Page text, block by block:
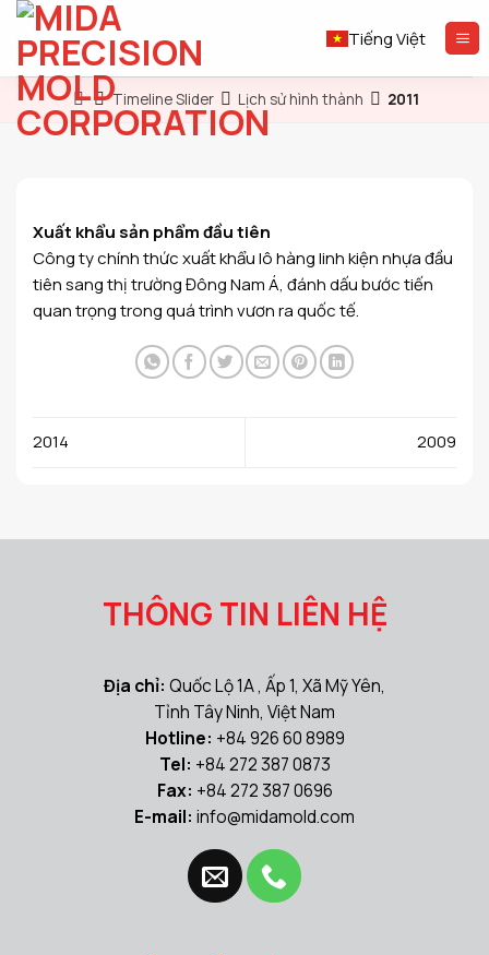
Skip
content
Tiếng Việt
Timeline Slider Lịch sử hình thành 2011
Xuất khẩu sản phẩm đầu tiên
Công ty chính thức xuất khẩu lô hàng linh kiện nhựa đầu
tiên sang thị trường Đông Nam Á, đánh dấu bước tiến
quan trọng trong quá trình vươn ra quốc tế.
2014 2009
THÔNG TIN LIÊN HỆ
Địa chỉ: Quốc Lộ 1A , Ấp 1, Xã Mỹ Yên,
Tỉnh Tây Ninh, Việt Nam
Hotline: +84 926 60 8989
Tel: +84 272 387 0873
Fax: +84 272 387 0696
E-mail: info@midamold.com